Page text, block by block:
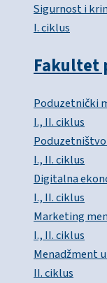
Sigurnost i
I. ciklus
Fakultet
Poduzetnički
I., II. ciklus
I., II. ciklus
Digitalna
I., II. ciklus
Marketing
I., II. ciklus
Menadžment
II. ciklus